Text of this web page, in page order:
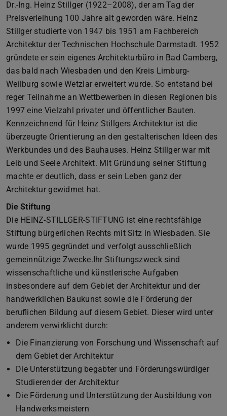
Dr.-Ing. Heinz Stillger (1922–2008), der am Tag der
Preisverleihung 100 Jahre alt geworden wäre. Heinz
Stillger studierte von 1947 bis 1951 am Fachbereich
Architektur der Technischen Hochschule Darmstadt. 1952
gründete er sein eigenes Architekturbüro in Bad Camberg,
das bald nach Wiesbaden und den Kreis Limburg-
Weilburg sowie Wetzlar erweitert wurde. So entstand bei
reger Teilnahme an Wettbewerben in diesen Regionen bis
1997 eine Vielzahl privater und öffentlicher Bauten.
Kennzeichnend für Heinz Stillgers Architektur ist die
überzeugte Orientierung an den gestalterischen Ideen des
Werkbundes und des Bauhauses. Heinz Stillger war mit
Leib und Seele Architekt. Mit Gründung seiner Stiftung
machte er deutlich, dass er sein Leben ganz der
Architektur gewidmet hat.
Die Stiftung
Die HEINZ-STILLGER-STIFTUNG ist eine rechtsfähige
Stiftung bürgerlichen Rechts mit Sitz in Wiesbaden. Sie
wurde 1995 gegründet und verfolgt ausschließlich
gemeinnützige Zwecke.Ihr Stiftungszweck sind
wissenschaftliche und künstlerische Aufgaben
insbesondere auf dem Gebiet der Architektur und der
handwerklichen Baukunst sowie die Förderung der
beruflichen Bildung auf diesem Gebiet. Dieser wird unter
anderem verwirklicht durch:
Die Finanzierung von Forschung und Wissenschaft auf
dem Gebiet der Architektur
Die Unterstützung begabter und Förderungswürdiger
Studierender der Architektur
Die Förderung und Unterstützung der Ausbildung von
Handwerksmeistern